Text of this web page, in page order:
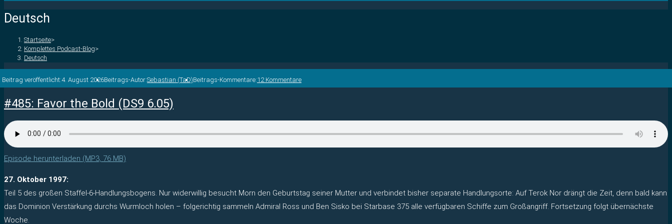
Deutsch
Startseite>
Komplettes Podcast-Blog>
Deutsch
Beitrag veröffentlicht:4. August 2026Beitrags-Autor:Sebastian (TaD)Beitrags-Kommentare:12 Kommentare
#485: Favor the Bold (DS9 6.05)
Episode herunterladen (MP3, 76 MB)
27. Oktober 1997:
Teil 5 des großen Staffel-6-Handlungsbogens. Nur widerwillig besucht Morn den Geburtstag seiner Mutter und verbindet bisher separate Handlungsorte: Auf Terok Nor drängt die Zeit, denn bald kann
das Dominion Verstärkung durchs Wurmloch holen – folgerichtig sammeln Admiral Ross und Ben Sisko bei Starbase 375 alle verfügbaren Schiffe zum Großangriff. Fortsetzung folgt übernächste
Woche.